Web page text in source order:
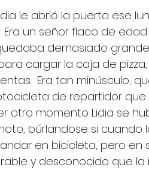
le abrió la puerta ese
un señor flaco de
demasiado
cargar la caja de
Era tan minúsculo,
de repartidor que
otro momento Lidia se
búrlandose si cuando
en bicicleta, pero en
y desconocido que